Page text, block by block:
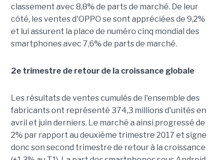
classement avec 8,8% de parts de marché. De leur
côté, les ventes d'OPPO se sont appréciées de 9,2%
et lui assurent la place de numéro cinq mondial des
smartphones avec 7,6% de parts de marché.
2e trimestre de retour de la croissance globale
Les résultats de ventes cumulés de l'ensemble des
fabricants ont représenté 374,3 millions d'unités en
avril et juin derniers. Le marché a ainsi progressé de
2% par rapport au deuxième trimestre 2017 et signe
donc son second trimestre de retour à la croissance